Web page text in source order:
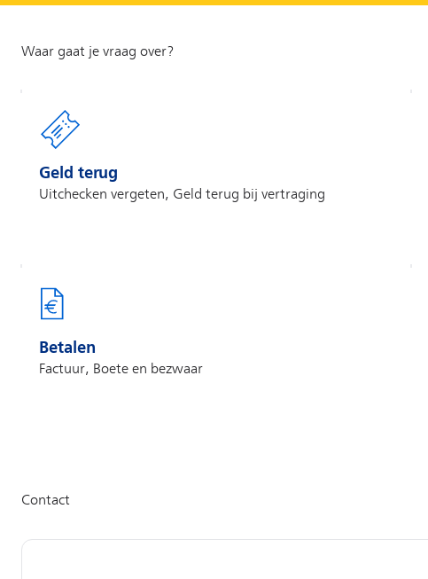
Geld terug
Uitchecken vergeten, Geld terug bij vertraging
Betalen
Factuur, Boete en bezwaar